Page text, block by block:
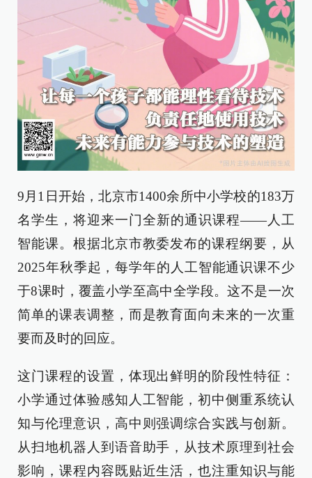
9月1日开始，北京市1400余所中小学校的183万
名学生，将迎来一门全新的通识课程——人工
智能课。根据北京市教委发布的课程纲要，从
2025年秋季起，每学年的人工智能通识课不少
于8课时，覆盖小学至高中全学段。这不是一次
简单的课表调整，而是教育面向未来的一次重
要而及时的回应。
这门课程的设置，体现出鲜明的阶段性特征：
小学通过体验感知人工智能，初中侧重系统认
知与伦理意识，高中则强调综合实践与创新。
从扫地机器人到语音助手，从技术原理到社会
影响，课程内容既贴近生活，也注重知识与能